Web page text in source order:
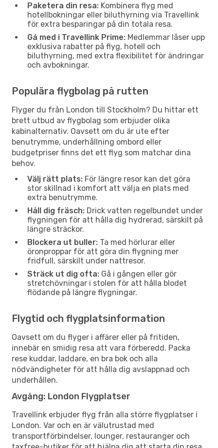
Paketera din resa: Kombinera flyg med
hotellbokningar eller biluthyrning via Travellink
för extra besparingar på din totala resa.
Gå med i Travellink Prime: Medlemmar låser upp
exklusiva rabatter på flyg, hotell och
biluthyrning, med extra flexibilitet för ändringar
och avbokningar.
Populära flygbolag på rutten
Flyger du från London till Stockholm? Du hittar ett
brett utbud av flygbolag som erbjuder olika
kabinalternativ. Oavsett om du är ute efter
benutrymme, underhållning ombord eller
budgetpriser finns det ett flyg som matchar dina
behov.
Välj rätt plats: För längre resor kan det göra
stor skillnad i komfort att välja en plats med
extra benutrymme.
Håll dig fräsch: Drick vatten regelbundet under
flygningen för att hålla dig hydrerad, särskilt på
längre sträckor.
Blockera ut buller: Ta med hörlurar eller
öronproppar för att göra din flygning mer
fridfull, särskilt under nattresor.
Sträck ut dig ofta: Gå i gången eller gör
stretchövningar i stolen för att hålla blodet
flödande på längre flygningar.
Flygtid och flygplatsinformation
Oavsett om du flyger i affärer eller på fritiden,
innebär en smidig resa att vara förberedd. Packa
rese kuddar, laddare, en bra bok och alla
nödvändigheter för att hålla dig avslappnad och
underhållen.
Avgång: London Flygplatser
Travellink erbjuder flyg från alla större flygplatser i
London. Var och en är välutrustad med
transportförbindelser, lounger, restauranger och